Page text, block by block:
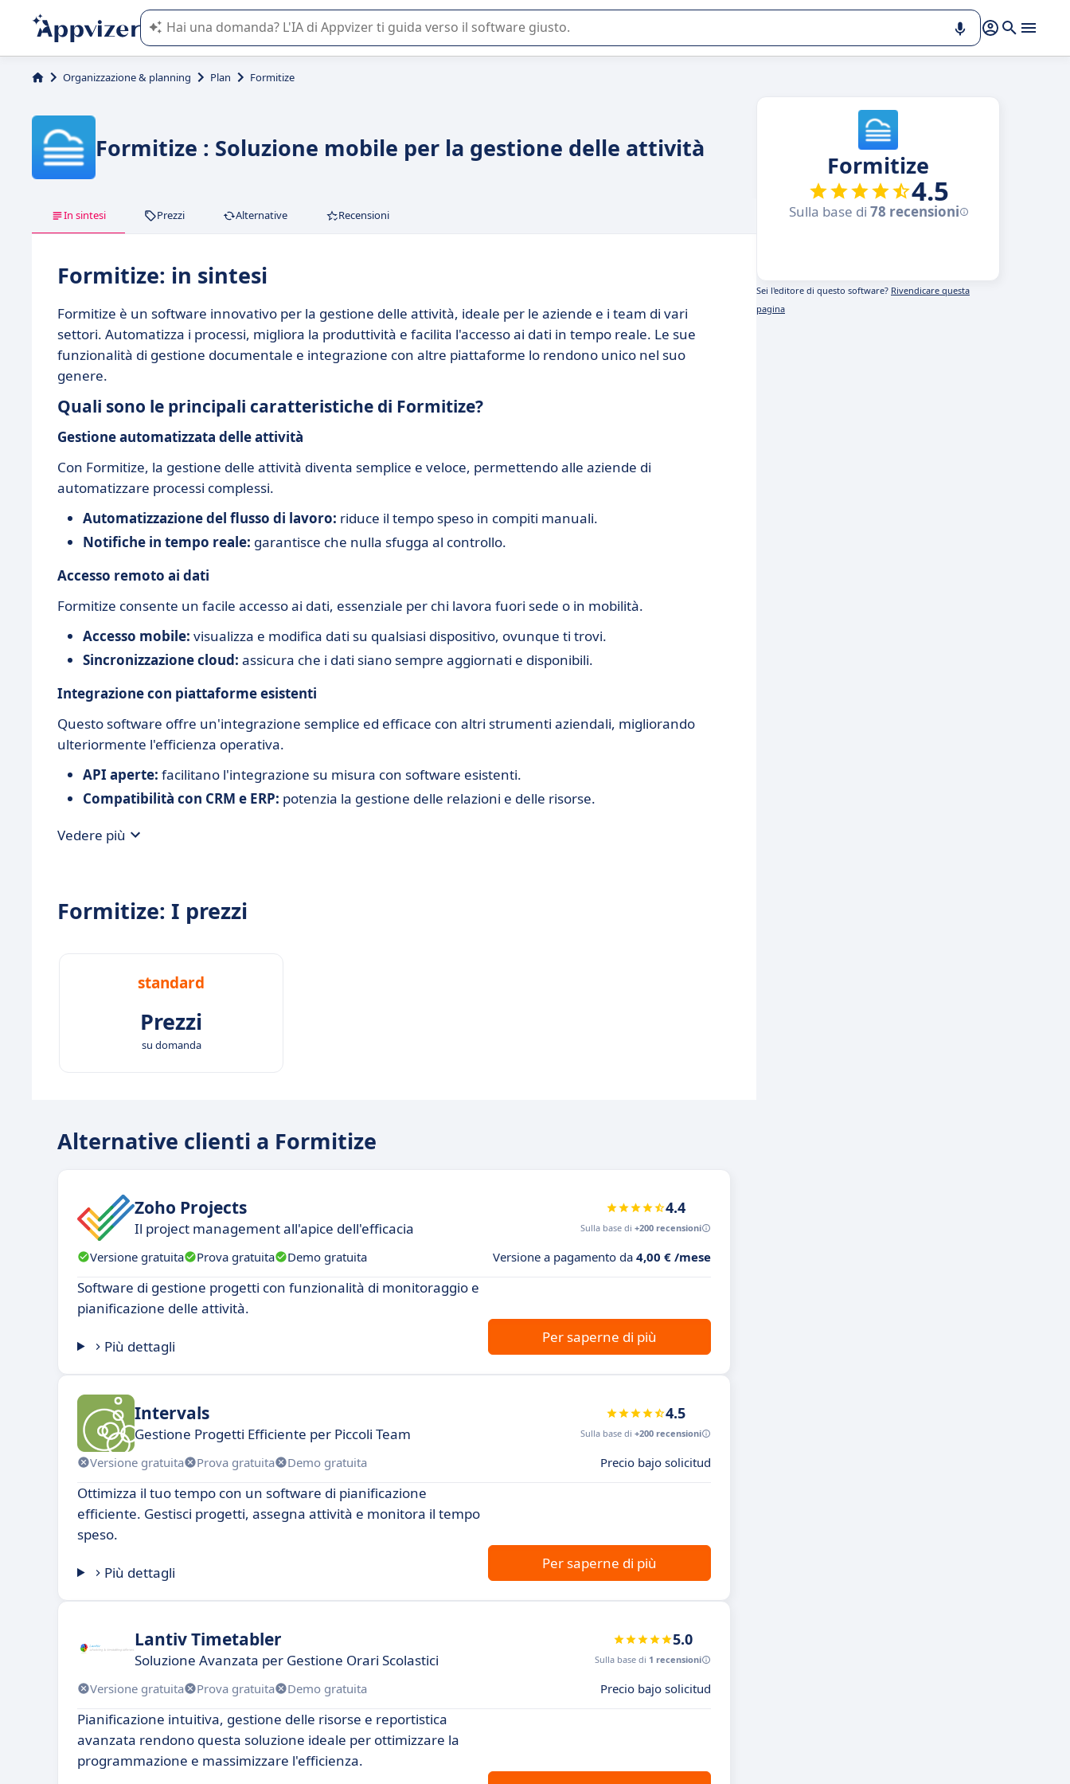
L'IA di Appvizer vi guida nell'utilizzo o nella scelta di un software SaaS per la vostra azienda.
Organizzazione & planning Plan Formitize
Formitize : Soluzione mobile per la gestione delle attività
In sintesi Prezzi Alternative Recensioni
Formitize: in sintesi
Formitize è un software innovativo per la gestione delle attività, ideale per le aziende e i team di vari
settori. Automatizza i processi, migliora la produttività e facilita l'accesso ai dati in tempo reale. Le sue
funzionalità di gestione documentale e integrazione con altre piattaforme lo rendono unico nel suo
genere.
Quali sono le principali caratteristiche di Formitize?
Gestione automatizzata delle attività
Con Formitize, la gestione delle attività diventa semplice e veloce, permettendo alle aziende di
automatizzare processi complessi.
Automatizzazione del flusso di lavoro: riduce il tempo speso in compiti manuali.
Notifiche in tempo reale: garantisce che nulla sfugga al controllo.
Accesso remoto ai dati
Formitize consente un facile accesso ai dati, essenziale per chi lavora fuori sede o in mobilità.
Accesso mobile: visualizza e modifica dati su qualsiasi dispositivo, ovunque ti trovi.
Sincronizzazione cloud: assicura che i dati siano sempre aggiornati e disponibili.
Integrazione con piattaforme esistenti
Questo software offre un'integrazione semplice ed efficace con altri strumenti aziendali, migliorando
ulteriormente l'efficienza operativa.
API aperte: facilitano l'integrazione su misura con software esistenti.
Compatibilità con CRM e ERP: potenzia la gestione delle relazioni e delle risorse.
Vedere più
Formitize: I prezzi
standard
Prezzi
su domanda
Alternative clienti a Formitize
Zoho Projects
Il project management all'apice dell'efficacia
4.4
Sulla base di +200 recensioni
Versione gratuita Prova gratuita Demo gratuita Versione a pagamento da 4,00 € /mese
Software di gestione progetti con funzionalità di monitoraggio e
pianificazione delle attività.
Più dettagli
Per saperne di più
Intervals
Gestione Progetti Efficiente per Piccoli Team
4.5
Sulla base di +200 recensioni
Versione gratuita Prova gratuita Demo gratuita Precio bajo solicitud
Ottimizza il tuo tempo con un software di pianificazione
efficiente. Gestisci progetti, assegna attività e monitora il tempo
speso.
Più dettagli
Per saperne di più
Lantiv Timetabler
Soluzione Avanzata per Gestione Orari Scolastici
5.0
Sulla base di 1 recensioni
Versione gratuita Prova gratuita Demo gratuita Precio bajo solicitud
Pianificazione intuitiva, gestione delle risorse e reportistica
avanzata rendono questa soluzione ideale per ottimizzare la
programmazione e massimizzare l'efficienza.
Formitize
4.5
Sulla base di 78 recensioni
Sei l'editore di questo software? Rivendicare questa
pagina